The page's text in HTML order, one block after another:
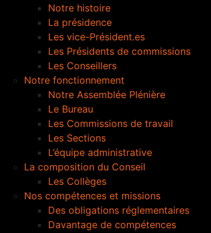
Notre histoire
La présidence
Les vice-Président.es
Les Présidents de commissions
Les Conseillers
Notre fonctionnement
Notre Assemblée Plénière
Le Bureau
Les Commissions de travail
Les Sections
L’équipe administrative
La composition du Conseil
Les Collèges
Nos compétences et missions
Des obligations réglementaires
Davantage de compétences